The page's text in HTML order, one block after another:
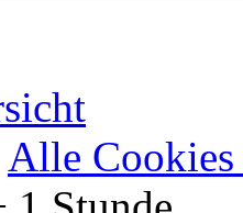
Alle Cookies